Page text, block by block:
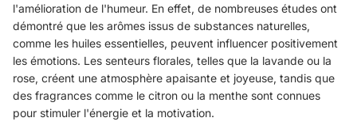
l'amélioration de l'humeur. En effet, de nombreuses études ont
démontré que les arômes issus de substances naturelles,
comme les huiles essentielles, peuvent influencer positivement
les émotions. Les senteurs florales, telles que la lavande ou la
rose, créent une atmosphère apaisante et joyeuse, tandis que
des fragrances comme le citron ou la menthe sont connues
pour stimuler l'énergie et la motivation.